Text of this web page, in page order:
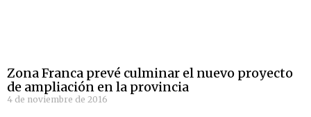
Zona Franca prevé culminar el nuevo proyecto
de ampliación en la provincia
4 de noviembre de 2016